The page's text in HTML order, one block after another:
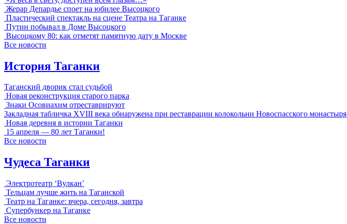
Жерар Депардье споет на юбилее Высоцкого
Пластический спектакль на сцене Театра на Таганке
Путин побывал в Доме Высоцкого
Высоцкому 80: как отметят памятную дату в Москве
Все новости
История Таганки
Таганский дворик стал судьбой
Новая реконструкция старого парка
Знаки Осовиахим отреставрируют
Закладная табличка XVIII века обнаружена при реставрации колокольни Новоспасского монастыря
Новая деревня в истории Таганки
15 апреля — 80 лет Таганки!
Все новости
Чудеса Таганки
Электротеатр ‘Вулкан’
Тельцам лучше жить на Таганской
Театр на Таганке: вчера, сегодня, завтра
Супербункер на Таганке
Все новости